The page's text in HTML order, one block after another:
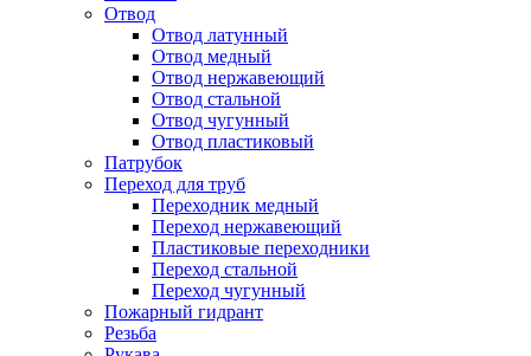
Отвод
Отвод латунный
Отвод медный
Отвод нержавеющий
Отвод стальной
Отвод чугунный
Отвод пластиковый
Патрубок
Переход для труб
Переходник медный
Переход нержавеющий
Пластиковые переходники
Переход стальной
Переход чугунный
Пожарный гидрант
Резьба